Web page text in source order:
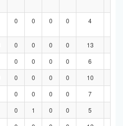
0 0 0 0 4
0 0 0 0 13
0 0 0 0 6
0 0 0 0 10
0 0 0 0 7
0 1 0 0 5